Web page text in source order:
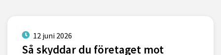
12 juni 2026
Så skyddar du företaget mot